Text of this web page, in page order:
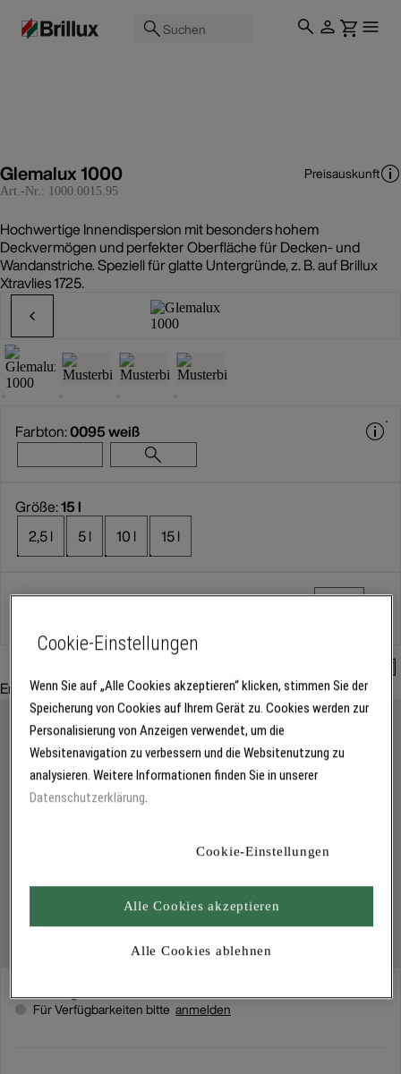
Suchen
Glemalux 1000
Art.-Nr.: 1000.0015.95
Preisauskunft
Hochwertige Innendispersion mit besonders hohem
Deckvermögen und perfekter Oberfläche für Decken- und
Wandanstriche. Speziell für glatte Untergründe, z. B. auf Brillux
Xtravlies 1725.
Farbton:0095 weiß
Größe:15 l
2,5 l
5 l 10 l 15 l
Empfohlenes Zubehör:
Abholung
Für Verfügbarkeiten bitte anmelden
Cookie-Einstellungen
Wenn Sie auf „Alle Cookies akzeptieren“ klicken, stimmen Sie der
Speicherung von Cookies auf Ihrem Gerät zu. Cookies werden zur
Personalisierung von Anzeigen verwendet, um die
Websitenavigation zu verbessern und die Websitenutzung zu
analysieren. Weitere Informationen finden Sie in unserer
Datenschutzerklärung.
Cookie-Einstellungen
Alle Cookies ablehnen
Alle Cookies akzeptieren